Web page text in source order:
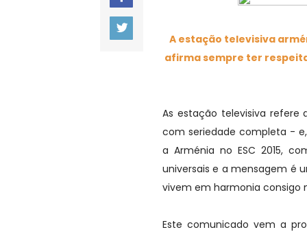
A estação televisiva
afirma sempre ter
As estação televisiva refere
com seriedade completa -
a Arménia no ESC 2015,
universais e a mensagem é
vivem em harmonia consigo
Este comunicado vem a